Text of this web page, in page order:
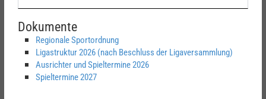
Dokumente
Regionale Sportordnung
Ligastruktur 2026 (nach Beschluss der Ligaversammlung)
Ausrichter und Spieltermine 2026
Spieltermine 2027